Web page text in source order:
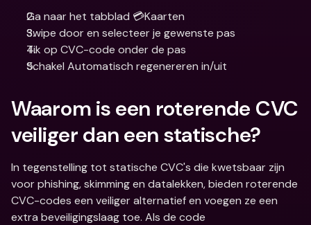
Ga naar het tabblad 💳Kaarten
Swipe door en selecteer je gewenste pas
Tik op CVC-code onder de pas
Schakel Automatisch regenereren in/uit
Waarom is een roterende CVC
veiliger dan een statische?
In tegenstelling tot statische CVC's die kwetsbaar zijn
voor phishing, skimming en datalekken, bieden roterende
CVC-codes een veiliger alternatief en voegen ze een
extra beveiligingslaag toe. Als de code